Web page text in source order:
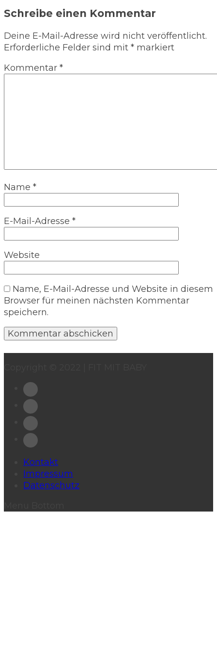
Schreibe einen Kommentar
Deine E-Mail-Adresse wird nicht veröffentlicht.
Erforderliche Felder sind mit * markiert
Kommentar *
Name *
E-Mail-Adresse *
Website
Name, E-Mail-Adresse und Website in diesem
Browser für meinen nächsten Kommentar
speichern.
Kontakt
Impressum
Datenschutz